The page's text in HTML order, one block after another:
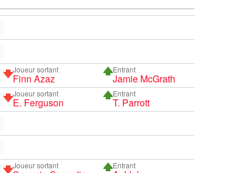
Joueur sortant
Finn Azaz
Entrant
Jamie McGrath
Joueur sortant
E. Ferguson
Entrant
T. Parrott
Joueur sortant Entrant